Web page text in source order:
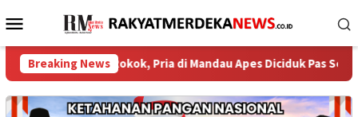
ke
Menu
Mobile
Breaking News
Rokok, Pria di Mandau Apes Diciduk Pas Senin Dini Hari